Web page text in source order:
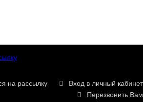
и утонченные.
собой суть драгоценных камней,
для создания драгоценностей
на рассылку
Вход в личный кабинет
Перезвонить Вам